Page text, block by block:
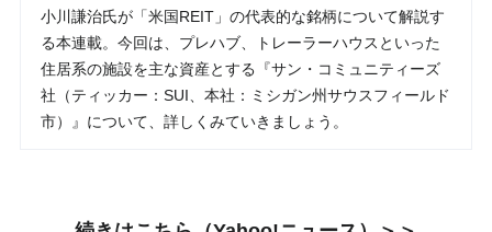
小川謙治氏が「米国REIT」の代表的な銘柄について解説す
る本連載。今回は、プレハブ、トレーラーハウスといった
住居系の施設を主な資産とする『サン・コミュニティーズ
社（ティッカー：SUI、本社：ミシガン州サウスフィールド
市）』について、詳しくみていきましょう。